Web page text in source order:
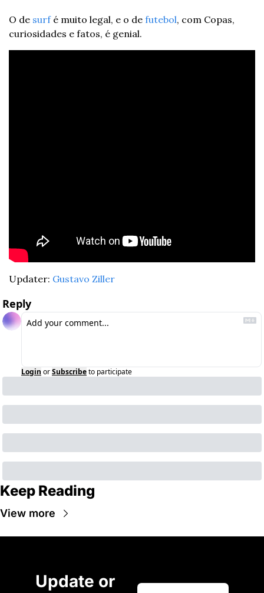
O de surf é muito legal, e o de futebol, com Copas,
curiosidades e fatos, é genial.
Updater: Gustavo Ziller
Reply
Login orSubscribeto participate
Keep Reading
View more
Update or